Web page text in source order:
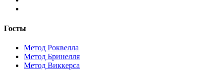
Госты
Метод Роквелла
Метод Бринелля
Метод Виккерса